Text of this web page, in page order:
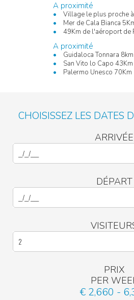
A proximité
Village le plus proche
Mer de Cala Bianca
49Km de l'aéroport de
A proximité
Guidaloca Tonnara 8km
San Vito lo Capo 43Km
Palermo Unesco 70Km
CHOISISSEZ LES DATES
ARRIVÉE
DÉPART
PRIX
PER
€ 2,660 -